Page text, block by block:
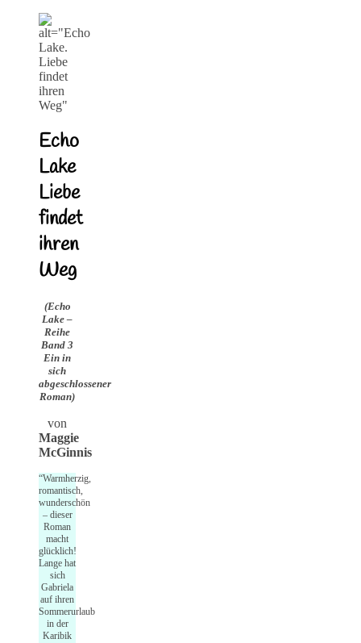
Echo
Lake
Liebe
findet
ihren
Weg
(Echo
Lake –
Reihe
Band 3
Ein in
sich
abgeschlossener
Roman)
von
Maggie
McGinnis
“Warmherzig,
romantisch,
wunderschön
– dieser
Roman
macht
glücklich!
Lange hat
sich
Gabriela
auf ihren
Sommerurlaub
in der
Karibik